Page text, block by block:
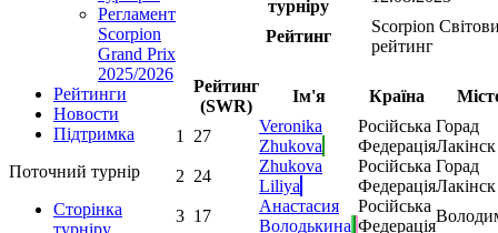
Регламент
Scorpion
Grand Prix
2025/2026
Рейтинги
Новости
Підтримка
Поточний турнір
Сторінка
турніру
турніру
Рейтинг
Scorpion
рейтинг
Рейтинг
(SWR)
Ім'я Країна
1 27
Veronika
Zhukova
Російська
Федерація
Горад
Лакінск
2 24
Zhukova
Liliya
Російська
Федерація
Горад
Лакінск
3 17
Анастасия
Володькина
Російська
Федерація